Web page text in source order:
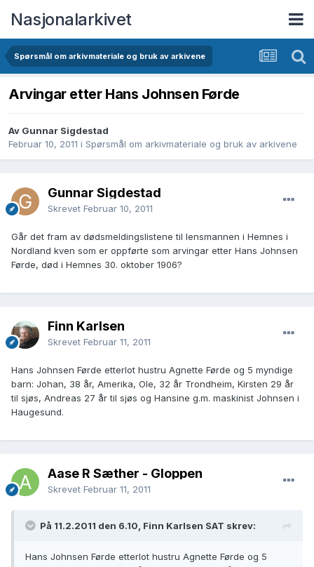
Nasjonalarkivet
Spørsmål om arkivmateriale og bruk av arkivene
Arvingar etter Hans Johnsen Førde
Av Gunnar Sigdestad
Februar 10, 2011 i Spørsmål om arkivmateriale og bruk av arkivene
Gunnar Sigdestad
Skrevet Februar 10, 2011
Går det fram av dødsmeldingslistene til lensmannen i Hemnes i
Nordland kven som er oppførte som arvingar etter Hans Johnsen
Førde, død i Hemnes 30. oktober 1906?
Finn Karlsen
Skrevet Februar 11, 2011
Hans Johnsen Førde etterlot hustru Agnette Førde og 5 myndige
barn: Johan, 38 år, Amerika, Ole, 32 år Trondheim, Kirsten 29 år
til sjøs, Andreas 27 år til sjøs og Hansine g.m. maskinist Johnsen i
Haugesund.
Aase R Sæther - Gloppen
Skrevet Februar 11, 2011
På 11.2.2011 den 6.10, Finn Karlsen SAT skrev:
Hans Johnsen Førde etterlot hustru Agnette Førde og 5